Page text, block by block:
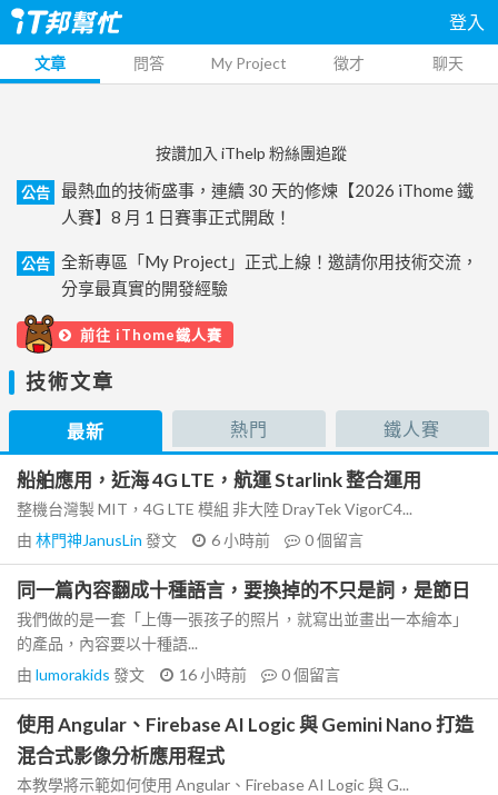
登入
文章 問答 My Project 徵才 聊天
按讚加入 iThelp 粉絲團追蹤
公告
最熱血的技術盛事，連續 30 天的修煉【2026 iThome 鐵
人賽】8 月 1 日賽事正式開啟！
公告
全新專區「My Project」正式上線！邀請你用技術交流，
分享最真實的開發經驗
前往 iThome鐵人賽
技術文章
最新 熱門 鐵人賽
船舶應用，近海 4G LTE，航運 Starlink 整合運用
整機台灣製 MIT，4G LTE 模組 非大陸 DrayTek VigorC4...
由 林門神JanusLin 發文 6 小時前 0個留言
同一篇內容翻成十種語言，要換掉的不只是詞，是節日
我們做的是一套「上傳一張孩子的照片，就寫出並畫出一本繪本」
的產品，內容要以十種語...
由 lumorakids 發文 16 小時前 0個留言
使用 Angular、Firebase AI Logic 與 Gemini Nano 打造
混合式影像分析應用程式
本教學將示範如何使用 Angular、Firebase AI Logic 與 G...